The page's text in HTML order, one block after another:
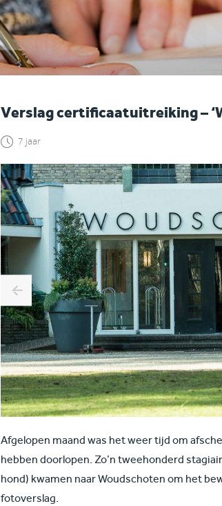
Verslag certificaatuitreiking –
7 jaar
Afgelopen maand was het weer tijd om
hebben doorlopen. Zo’n tweehonderd
hond) kwamen naar Woudschoten om het
fotoverslag.